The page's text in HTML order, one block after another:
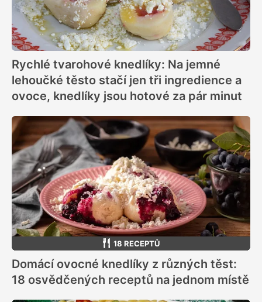
Rychlé tvarohové knedlíky: Na jemné
lehoučké těsto stačí jen tři ingredience a
ovoce, knedlíky jsou hotové za pár minut
18 RECEPTŮ
Domácí ovocné knedlíky z různých těst:
18 osvědčených receptů na jednom místě